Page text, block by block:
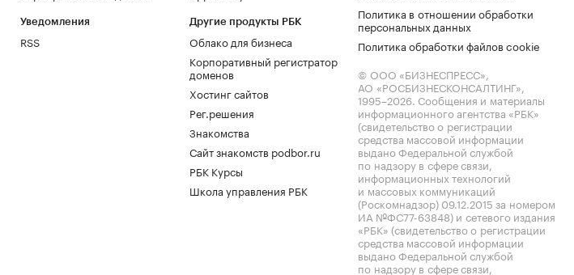
Уведомления
RSS
Другие продукты РБК
Облако для бизнеса
Корпоративный регистратор
доменов
Хостинг сайтов
Рег.решения
Знакомства
Сайт знакомств podbor.ru
РБК Курсы
Школа управления РБК
Политика в отношении обработки
персональных данных
Политика обработки файлов cookie
© ООО «БИЗНЕСПРЕСС»,
АО «РОСБИЗНЕСКОНСАЛТИНГ»,
1995–2026. Сообщения и материалы
информационного агентства «РБК»
(свидетельство о регистрации
средства массовой информации
выдано Федеральной службой
по надзору в сфере связи,
информационных технологий
и массовых коммуникаций
(Роскомнадзор) 09.12.2015 за номером
ИА №ФС77-63848) и сетевого издания
«РБК» (свидетельство о регистрации
средства массовой информации
выдано Федеральной службой
по надзору в сфере связи,